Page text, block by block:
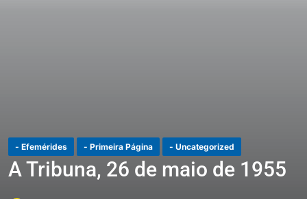
- Efemérides - Primeira Página - Uncategorized
A Tribuna, 26 de maio de 1955